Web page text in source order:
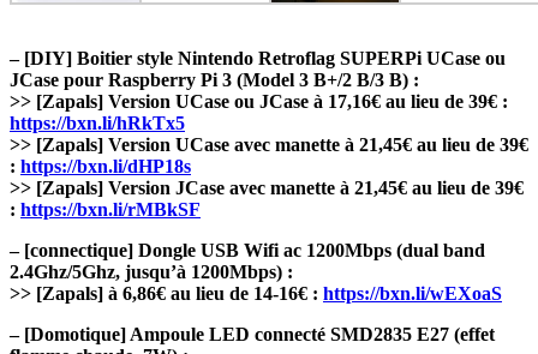
– [DIY] Boitier style Nintendo Retroflag SUPERPi UCase ou
JCase pour Raspberry Pi 3 (Model 3 B+/2 B/3 B) :
>> [Zapals] Version UCase ou JCase à 17,16€ au lieu de 39€ :
https://bxn.li/hRkTx5
>> [Zapals] Version UCase avec manette à 21,45€ au lieu de 39€
: https://bxn.li/dHP18s
>> [Zapals] Version JCase avec manette à 21,45€ au lieu de 39€
: https://bxn.li/rMBkSF
– [connectique] Dongle USB Wifi ac 1200Mbps (dual band
2.4Ghz/5Ghz, jusqu’à 1200Mbps) :
>> [Zapals] à 6,86€ au lieu de 14-16€ : https://bxn.li/wEXoaS
– [Domotique] Ampoule LED connecté SMD2835 E27 (effet